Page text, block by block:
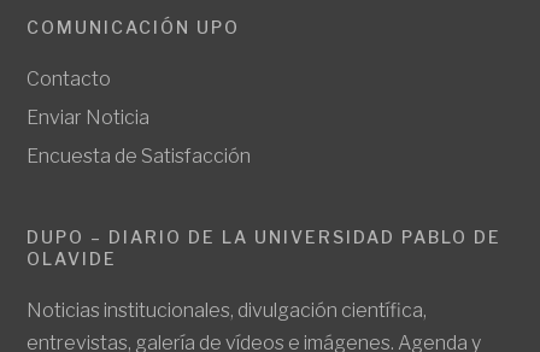
COMUNICACIÓN UPO
Contacto
Enviar Noticia
Encuesta de Satisfacción
DUPO – DIARIO DE LA UNIVERSIDAD PABLO DE
OLAVIDE
Noticias institucionales, divulgación científica,
entrevistas, galería de vídeos e imágenes. Agenda y